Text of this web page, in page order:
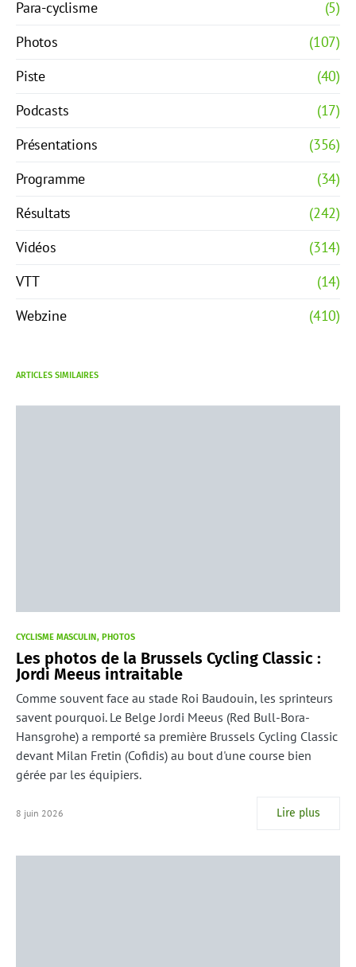
Para-cyclisme
(5)
Photos
(107)
Piste
(40)
Podcasts
(17)
Présentations
(356)
Programme
(34)
Résultats
(242)
Vidéos
(314)
VTT
(14)
Webzine
(410)
ARTICLES SIMILAIRES
CYCLISME MASCULIN PHOTOS
Les photos de la Brussels Cycling Classic :
Jordi Meeus intraitable
Comme souvent face au stade Roi Baudouin, les sprinteurs
savent pourquoi. Le Belge Jordi Meeus (Red Bull-Bora-
Hansgrohe) a remporté sa première Brussels Cycling Classic
devant Milan Fretin (Cofidis) au bout d'une course bien
gérée par les équipiers.
8 juin 2026 Lire plus